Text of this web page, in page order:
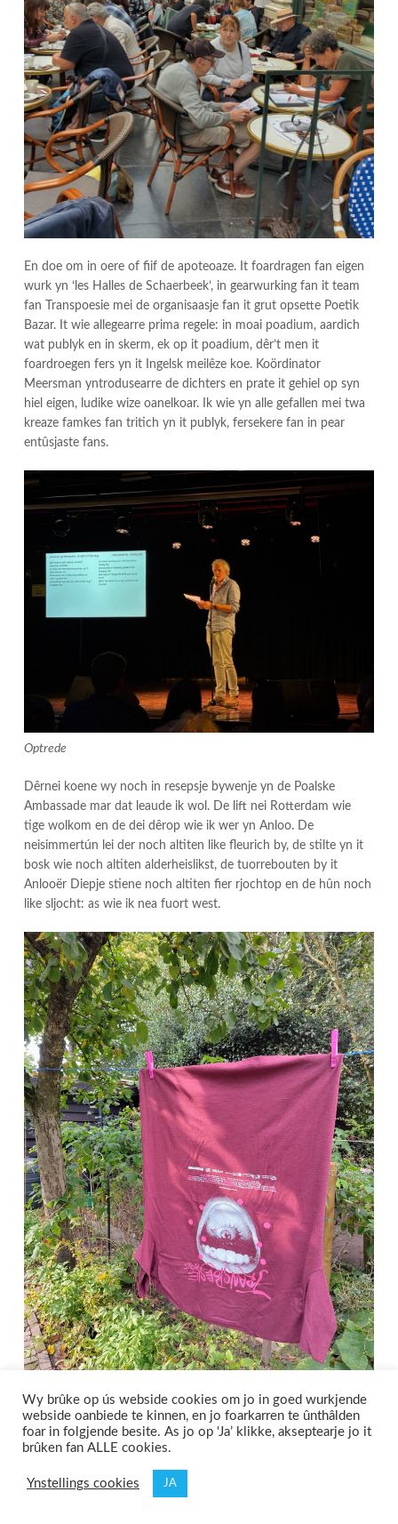
En doe om in oere of fiif de apoteoaze. It foardragen fan eigen
wurk yn ‘les Halles de Schaerbeek’, in gearwurking fan it team
fan Transpoesie mei de organisaasje fan it grut opsette Poetik
Bazar. It wie allegearre prima regele: in moai poadium, aardich
wat publyk en in skerm, ek op it poadium, dêr’t men it
foardroegen fers yn it Ingelsk meilêze koe. Koördinator
Meersman yntrodusearre de dichters en prate it gehiel op syn
hiel eigen, ludike wize oanelkoar. Ik wie yn alle gefallen mei twa
kreaze famkes fan tritich yn it publyk, fersekere fan in pear
entûsjaste fans.
Optrede
Dêrnei koene wy noch in resepsje bywenje yn de Poalske
Ambassade mar dat leaude ik wol. De lift nei Rotterdam wie
tige wolkom en de dei dêrop wie ik wer yn Anloo. De
neisimmertún lei der noch altiten like fleurich by, de stilte yn it
bosk wie noch altiten alderheislikst, de tuorrebouten by it
Anlooër Diepje stiene noch altiten fier rjochtop en de hûn noch
like sljocht: as wie ik nea fuort west.
Wy brûke op ús webside cookies om jo in goed wurkjende
webside oanbiede te kinnen, en jo foarkarren te ûnthâlden
foar in folgjende besite. As jo op ‘Ja’ klikke, akseptearje jo it
brûken fan ALLE cookies.
Ynstellings cookies JA